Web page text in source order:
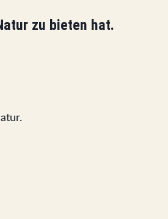
zu bieten hat.